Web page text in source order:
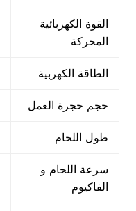
القوة الكهربائية
المحركة
الطاقة الكهربية
حجم حجرة العمل
طول اللحام
سرعة اللحام و
الفاكيوم